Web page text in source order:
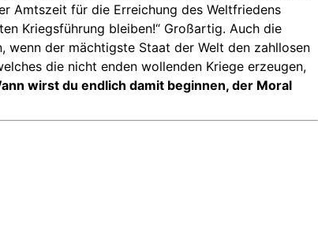
Amtszeit für die Erreichung des Weltfriedens
Kriegsführung bleiben!“ Großartig. Auch die
wenn der mächtigste Staat der Welt den zahllosen
die nicht enden wollenden Kriege erzeugen,
wirst du endlich damit beginnen, der Moral